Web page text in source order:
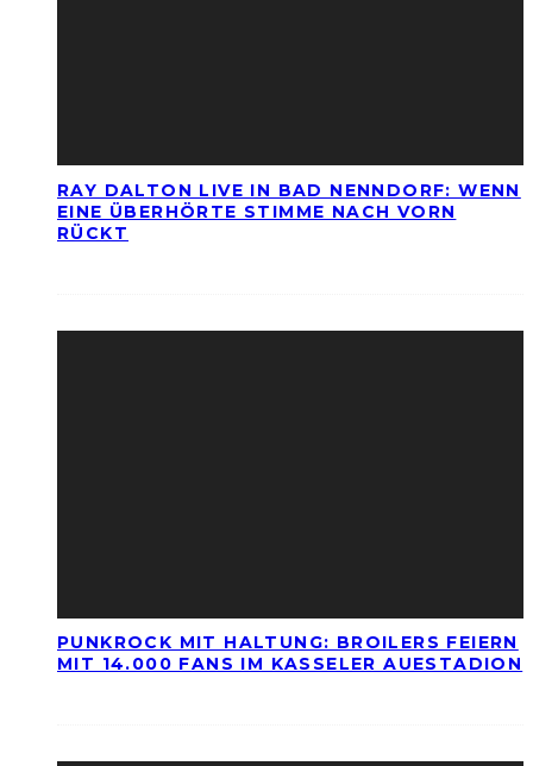
RAY DALTON LIVE IN BAD NENNDORF: WENN
EINE ÜBERHÖRTE STIMME NACH VORN
RÜCKT
PUNKROCK MIT HALTUNG: BROILERS FEIERN
MIT 14.000 FANS IM KASSELER AUESTADION